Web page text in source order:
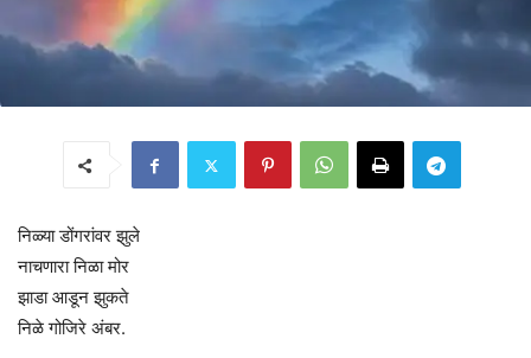
निळ्या डोंगरांवर झुले
नाचणारा निळा मोर
झाडा आडून झुकते
निळे गोजिरे अंबर.